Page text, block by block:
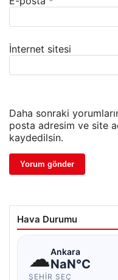
İnternet sitesi
Daha sonraki
posta adresim ve site
kaydedilsin.
Hava Durumu
☁Ankara
NaN°C
ŞEHIR SEÇ